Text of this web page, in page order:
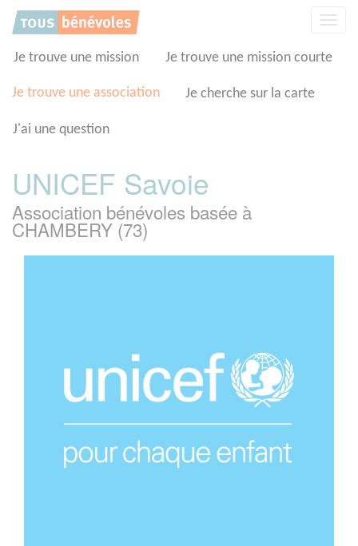
Je trouve une mission Je trouve une mission courte
Je trouve une association Je cherche sur la carte
J'ai une question
UNICEF Savoie
Association bénévoles basée à
CHAMBERY (73)
Panneau de gestion des cookies